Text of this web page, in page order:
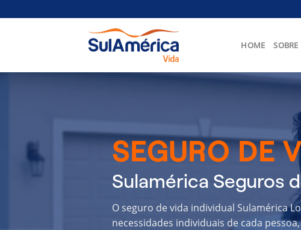
to
HOME SOBRE
SEGURO DE
Sulamérica Seguros
O seguro de vida individual Sulamérica
necessidades individuais de cada